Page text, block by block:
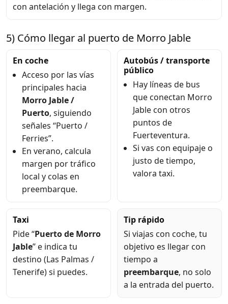
con antelación y llega con margen.
5) Cómo llegar al puerto de Morro Jable
En coche
Acceso por las vías
principales hacia
Morro Jable /
Puerto, siguiendo
señales “Puerto /
Ferries”.
En verano, calcula
margen por tráfico
local y colas en
preembarque.
Autobús / transporte
público
Hay líneas de bus
que conectan Morro
Jable con otros
puntos de
Fuerteventura.
Si vas con equipaje o
justo de tiempo,
valora taxi.
Taxi
Pide “Puerto de Morro
Jable” e indica tu
destino (Las Palmas /
Tenerife) si puedes.
Tip rápido
Si viajas con coche, tu
objetivo es llegar con
tiempo a
preembarque, no solo
a la entrada del puerto.